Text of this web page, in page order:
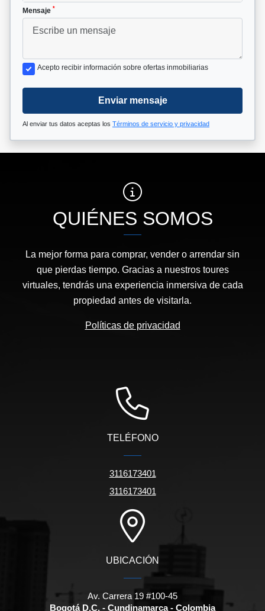
Mensaje *
Acepto recibir información sobre ofertas inmobiliarias
Enviar mensaje
Al enviar tus datos aceptas los Términos de servicio y privacidad
QUIÉNES SOMOS
La mejor forma para comprar, vender o arrendar sin
que pierdas tiempo. Gracias a nuestros toures
virtuales, tendrás una experiencia inmersiva de cada
propiedad antes de visitarla.
Políticas de privacidad
TELÉFONO
3116173401
3116173401
UBICACIÓN
Av. Carrera 19 #100-45
Bogotá D.C. - Cundinamarca - Colombia